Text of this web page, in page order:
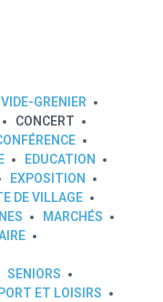
GRENIER
CONCERT
EDUCATION
EXPOSITION
DE VILLAGE
MARCHÉS
SENIORS
ET LOISIRS